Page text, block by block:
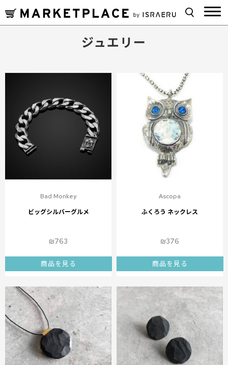
ジュエリー
Bad Monkey
ビッグシルバーグルメ
₪763
商品を見る
Ascopa
ふくろう ネックレス
₪376
商品を見る